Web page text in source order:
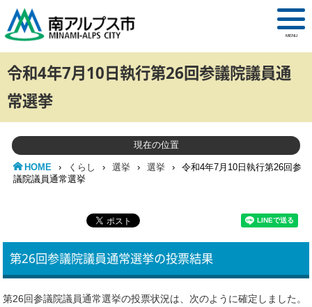
MENU
令和4年7月10日執行第26回参議院議員通
常選挙
現在の位置
HOME › くらし › 選挙 › 選挙 ›
令和4年7月10日執行第26回参
議院議員通常選挙
第26回参議院議員通常選挙の投票結果
第26回参議院議員通常選挙の投票状況は、次のように確定しました。